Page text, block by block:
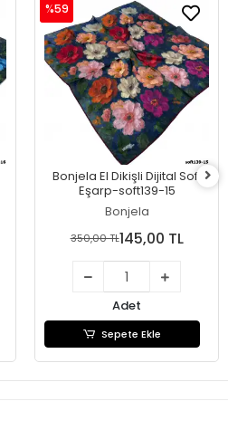
Bonjela El Dikişli Dijital Soft
Eşarp-soft139-15
Bonjela
%59
350,00 TL145,00 TL
Adet
Sepete Ekle